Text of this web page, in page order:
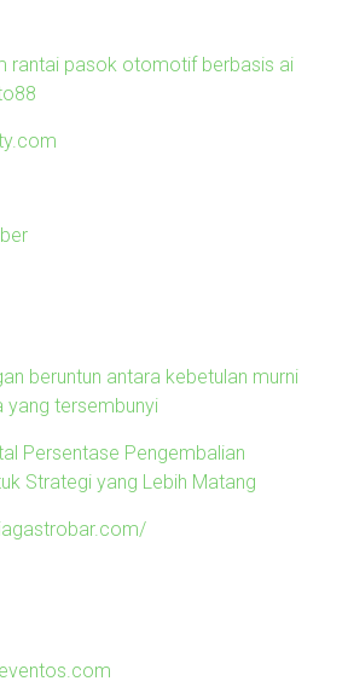
rantai pasok otomotif berbasis ai
beruntun antara kebetulan murni
tersembunyi
Persentase Pengembalian
Strategi yang Lebih Matang